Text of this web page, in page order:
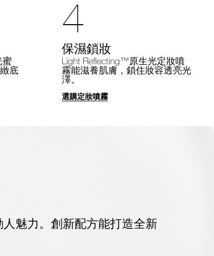
蜜
底
4
保濕鎖妝
Light Reflecting™原生光定妝噴
霧能滋養肌膚，鎖住妝容透亮光
澤。
選購定妝噴霧
魅力。 創新配方能打造全新